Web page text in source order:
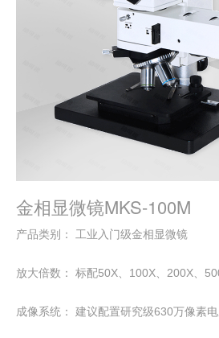
金相显微镜MKS-100M
产品类别： 工业入门级金相显微镜
放大倍数： 标配50X、100X、200X、
成像系统： 建议配置研究级630万像素